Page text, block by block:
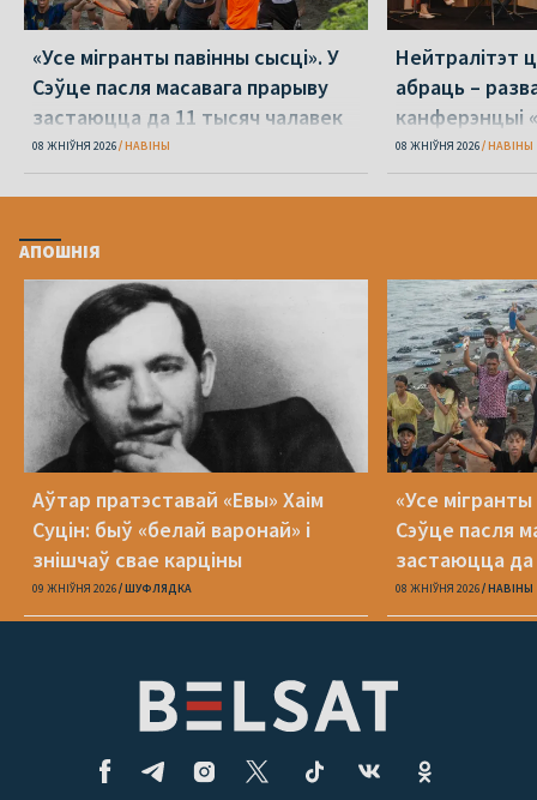
«Усе мігранты павінны сысці». У
Сэўце пасля масавага прарыву
застаюцца да 11 тысяч чалавек
08 ЖНІЎНЯ 2026 НАВІНЫ
Нейтралітэт
абраць –
канферэнцыі
08 ЖНІЎНЯ 2026 НАВІНЫ
АПОШНІЯ
Аўтар пратэставай «Евы» Хаім
Суцін: быў «белай варонай» і
знішчаў свае карціны
09 ЖНІЎНЯ 2026 ШУФЛЯДКА
«Усе
Сэўце пасля
застаюцца да
08 ЖНІЎНЯ 2026 НАВІНЫ